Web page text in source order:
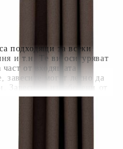
подходящи за всеки
и т.н. Те ви осигуряват
от входящата
завесите могат лесно да
Завесите, изработени от
плат с имитация на лен,
внимание: